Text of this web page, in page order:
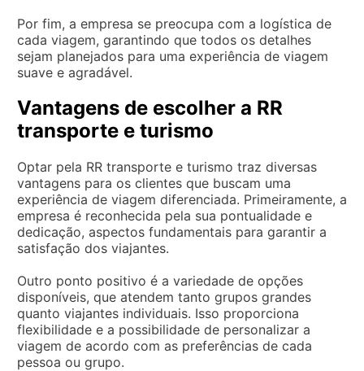
Por fim, a empresa se preocupa com a logística de
cada viagem, garantindo que todos os detalhes
sejam planejados para uma experiência de viagem
suave e agradável.
Vantagens de escolher a RR
transporte e turismo
Optar pela RR transporte e turismo traz diversas
vantagens para os clientes que buscam uma
experiência de viagem diferenciada. Primeiramente, a
empresa é reconhecida pela sua pontualidade e
dedicação, aspectos fundamentais para garantir a
satisfação dos viajantes.
Outro ponto positivo é a variedade de opções
disponíveis, que atendem tanto grupos grandes
quanto viajantes individuais. Isso proporciona
flexibilidade e a possibilidade de personalizar a
viagem de acordo com as preferências de cada
pessoa ou grupo.